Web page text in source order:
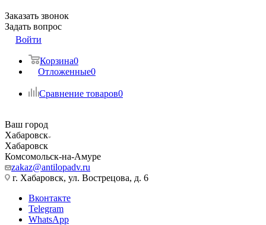
Заказать звонок
Задать вопрос
Войти
Корзина0
Отложенные0
Сравнение товаров0
Ваш город
Хабаровск
Хабаровск
Комсомольск-на-Амуре
zakaz@antilopadv.ru
г. Хабаровск, ул. Вострецова, д. 6
Вконтакте
Telegram
WhatsApp